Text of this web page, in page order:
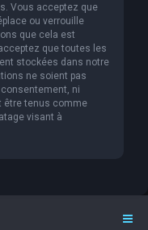
Vous acceptez que
ou verrouille
que cela est
que toutes les
stockées dans notre
ne soient pas
ni
être tenus comme
visant à